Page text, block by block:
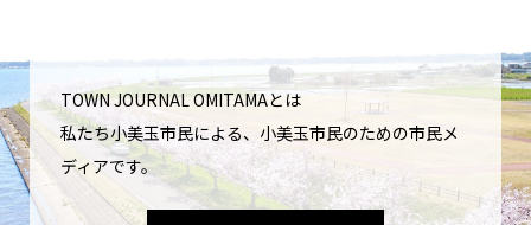
TOWN JOURNAL OMITAMAとは
私たち小美玉市民による、小美玉市民のための市民メ
ディアです。